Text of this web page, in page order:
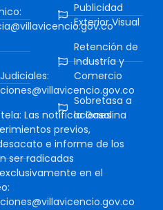
Las notificaciones
previos,
e informe de los
ser radicadas
en el
Publicidad
Exterior Visual
Retención de
Industría y
Comercio
Sobretasa a
la Gasolina